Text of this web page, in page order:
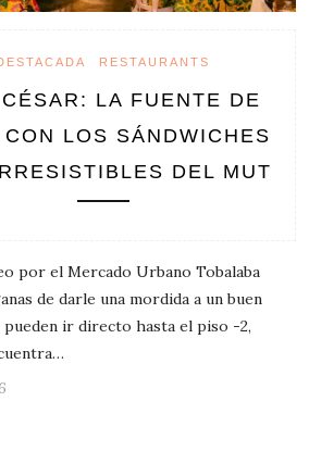
RESTAURANTS
LA FUENTE DE
CON LOS SÁNDWICHES
DEL MUT
por el Mercado Urbano Tobalaba
de darle una mordida a un buen
pueden ir directo hasta el piso -2,